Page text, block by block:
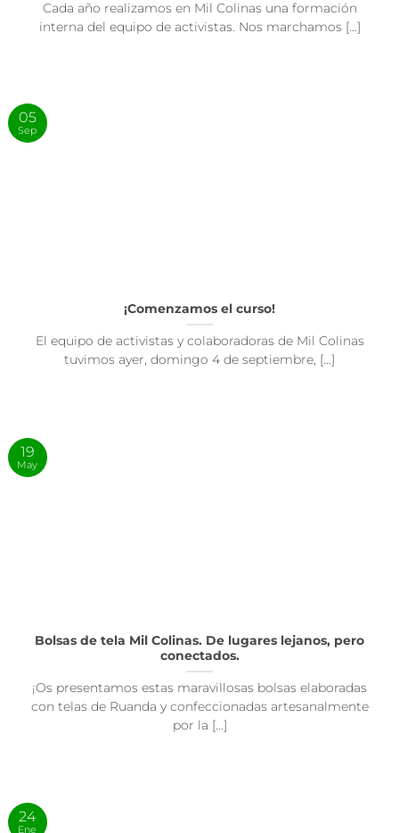
Cada año realizamos en Mil Colinas una formación
interna del equipo de activistas. Nos marchamos [...]
¡Comenzamos el curso!
El equipo de activistas y colaboradoras de Mil Colinas
tuvimos ayer, domingo 4 de septiembre, [...]
05
Sep
Bolsas de tela Mil Colinas. De lugares lejanos, pero
conectados.
¡Os presentamos estas maravillosas bolsas elaboradas
con telas de Ruanda y confeccionadas artesanalmente
por la [...]
19
May
24
Ene